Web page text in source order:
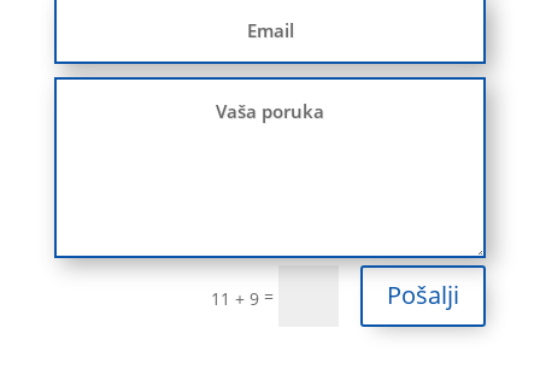
11 + 9 = Pošalji